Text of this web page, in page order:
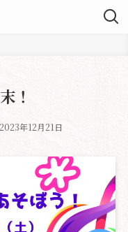
！
2023年12月21日